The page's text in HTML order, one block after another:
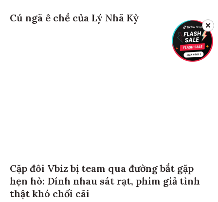
Cú ngã ê chề của Lý Nhã Kỳ
Cặp đôi Vbiz bị team qua đường bắt gặp
hẹn hò: Dính nhau sát rạt, phim giả tình
thật khó chối cãi
✕